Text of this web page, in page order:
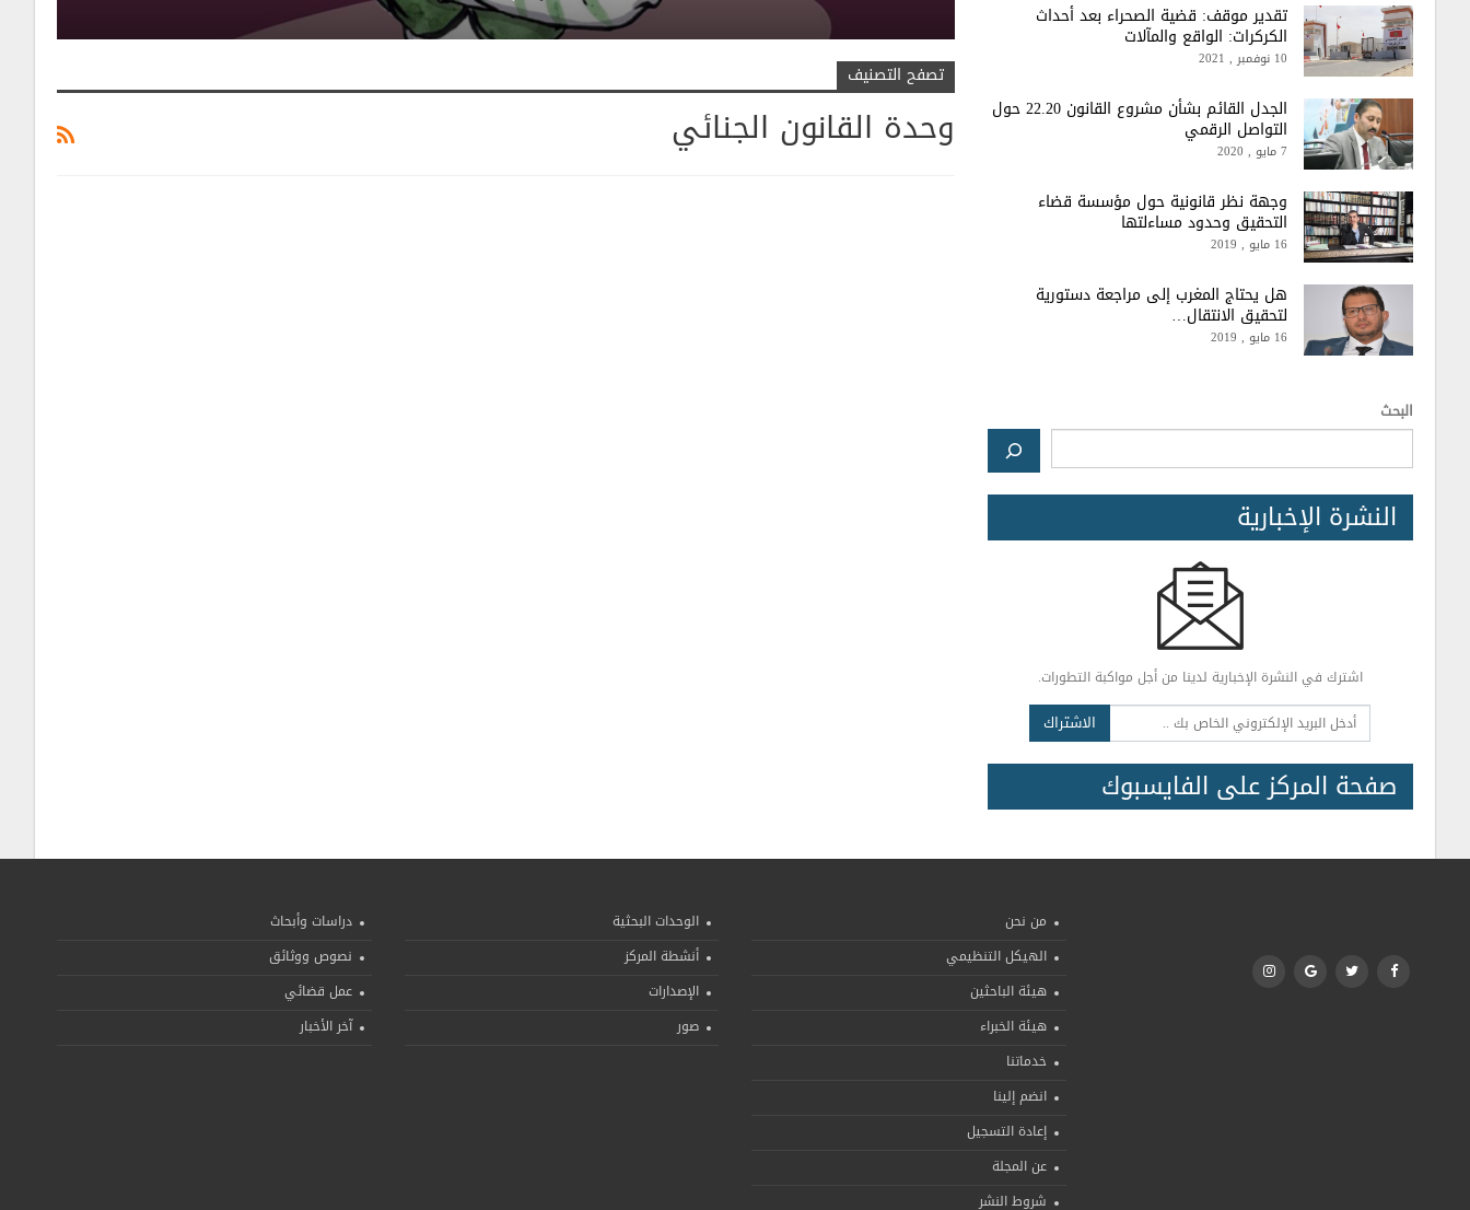
تصفح التصنيف
وحدة القانون الجنائي
تقدير موقف: قضية الصحراء بعد أحداث
الكركرات: الواقع والمآلات
10 نوفمبر , 2021
الجدل القائم بشأن مشروع القانون 22.20 حول
التواصل الرقمي
7 مايو , 2020
وجهة نظر قانونية حول مؤسسة قضاء
التحقيق وحدود مساءلتها
16 مايو , 2019
هل يحتاج المغرب إلى مراجعة دستورية
لتحقيق الانتقال…
16 مايو , 2019
البحث
النشرة الإخبارية
اشترك في النشرة الإخبارية لدينا من أجل مواكبة التطورات.
الاشتراك
صفحة المركز على الفايسبوك
من نحن
الهيكل التنظيمي
هيئة الباحثين
هيئة الخبراء
خدماتنا
انضم إلينا
إعادة التسجيل
عن المجلة
شروط النشر
الوحدات البحثية
أنشطة المركز
الإصدارات
صور
دراسات وأبحاث
نصوص ووثائق
عمل قضائي
آخر الأخبار